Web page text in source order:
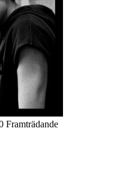
Framträdande